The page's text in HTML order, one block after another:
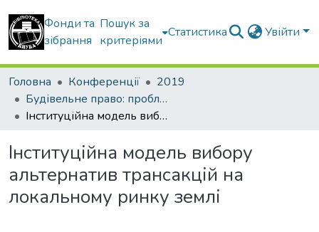
Фонди та
зібрання
Пошук за
критеріями
Статистика Увійти
Головна Конференції
2019
Будівельне право: проблеми теорії і практики
Інституційна модель вибору альтернатив трансакцій на локальному ринку землі
Інституційна модель вибору
альтернатив трансакцій на
локальному ринку землі